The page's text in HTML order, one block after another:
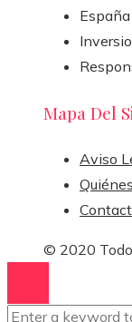
España
Mapa Del
Aviso
© 2020